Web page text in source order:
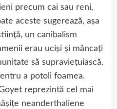
precum cai sau reni,
aceste sugerează, așa
un canibalism
erau uciși și mâncați
să supraviețuiască.
a potoli foamea.
reprezintă cel mai
neanderthaliene